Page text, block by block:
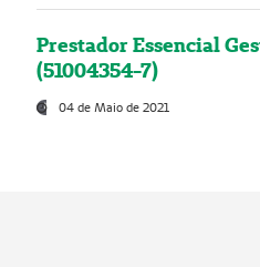
Prestador Essencial
(51004354-7)
04 de Maio de 2021